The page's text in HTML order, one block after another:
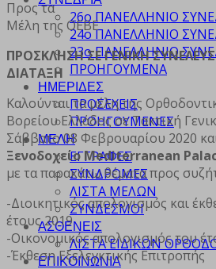
26ο ΠΑΝΕΛΛΗΝΙΟ
24ο ΠΑΝΕΛΛΗΝΙΟ
23ο ΠΑΝΕΛΛΗΝΙΟ
ΠΡΟΗΓΟΥΜΕΝΑ
ΗΜΕΡΙΔΕΣ
ΠΡΟΣΕΧΕΙΣ
ΠΡΟΗΓΟΥΜΕΝΕΣ
ΜΕΛΗ
ΕΓΓΡΑΦΕΣ
ΣΥΝΔΡΟΜΕΣ
ΛΙΣΤΑ ΜΕΛΩΝ
ΣΥΝΔΕΣΜΟΙ
ΑΣΘΕΝΕΙΣ
ΛΙΣΤΑ ΕΙΔΙΚΩΝ
ΕΠΙΚΟΙΝΩΝΙΑ
Προς τα
Μέλη της ΟΕΒΕ
ΠΡΟΣΚΛΗΣΗ ΣΕ ΓΕΝΙΚΗ
ΔΙΑΤΑΞΗ
Καλούνται τα μέλη της
Βορείου Ελλάδος σε Τακτική
Σάββατο 08 Φεβρουαρίου 2020
Ξενοδοχείο Mediterranean
με τα παρακάτω θέματα προς
-Διοικητικός απολογισμός και
έτους 2019
-Οικονομικός απολογισμός του
-Έκθεση Εξελεγκτικής Επιτροπής